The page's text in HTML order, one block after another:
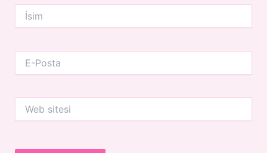
İsim
Posta
sitesi